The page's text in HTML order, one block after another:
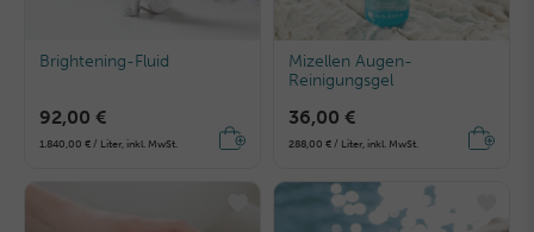
Brightening-Fluid
92,00 €
1.840,00 € / Liter, inkl. MwSt.
Mizellen Augen-
Reinigungsgel
36,00 €
288,00 € / Liter, inkl. MwSt.